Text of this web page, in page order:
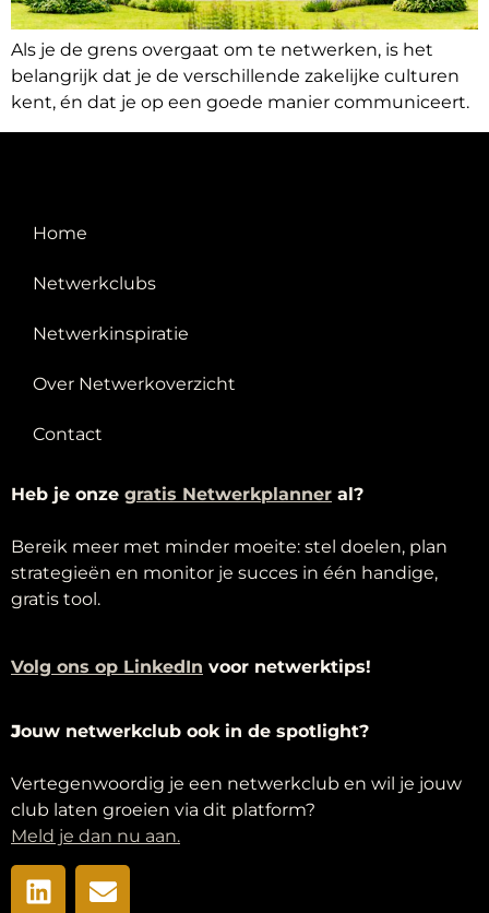
Als je de grens overgaat om te netwerken, is het
belangrijk dat je de verschillende zakelijke culturen
kent, én dat je op een goede manier communiceert.
Home
Netwerkclubs
Netwerkinspiratie
Over Netwerkoverzicht
Contact
Heb je onze gratis Netwerkplanner al?
Bereik meer met minder moeite: stel doelen, plan
strategieën en monitor je succes in één handige,
gratis tool.
Volg ons op LinkedIn voor netwerktips!
Jouw netwerkclub ook in de spotlight?
Vertegenwoordig je een netwerkclub en wil je jouw
club laten groeien via dit platform?
Meld je dan nu aan.